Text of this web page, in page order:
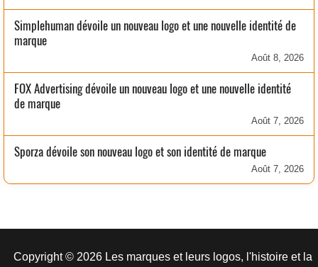
Simplehuman dévoile un nouveau logo et une nouvelle identité de
marque
Août 8, 2026
FOX Advertising dévoile un nouveau logo et une nouvelle identité
de marque
Août 7, 2026
Sporza dévoile son nouveau logo et son identité de marque
Août 7, 2026
Copyright © 2026 Les marques et leurs logos, l'histoire et la